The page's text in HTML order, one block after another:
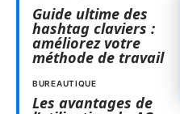
Guide ultime des
hashtag claviers :
améliorez votre
méthode de travail
BUREAUTIQUE
Les avantages de